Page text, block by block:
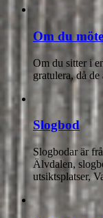
Om du
Om du sitter i
gratulera, då
Slogbod
Slogbodar är
Älvdalen,
utsiktsplatser,